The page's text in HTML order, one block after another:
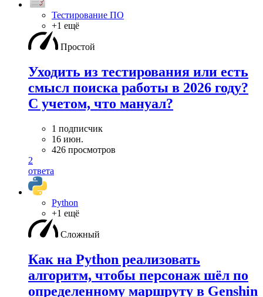
Тестирование ПО
+1 ещё
Простой
Уходить из тестирования или есть
смысл поиска работы в 2026 году?
С учетом, что мануал?
1 подписчик
16 июн.
426 просмотров
2
ответа
Python
+1 ещё
Сложный
Как на Python реализовать
алгоритм, чтобы персонаж шёл по
определенному маршруту в Genshin